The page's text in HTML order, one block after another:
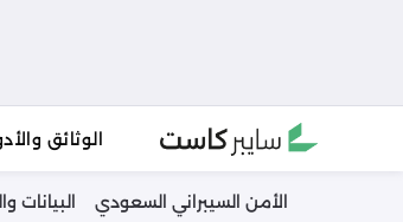
الوثائق
الأمن السيبراني السعودي البيانات